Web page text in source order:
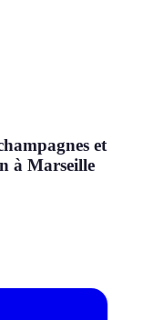
et
à Marseille